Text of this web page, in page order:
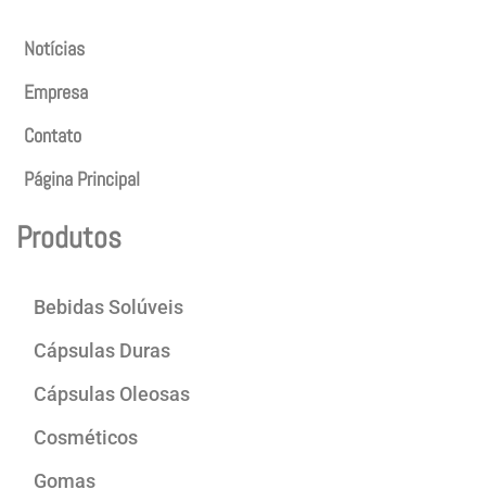
Notícias
Empresa
Contato
Página Principal
Produtos
Bebidas Solúveis
Cápsulas Duras
Cápsulas Oleosas
Cosméticos
Gomas